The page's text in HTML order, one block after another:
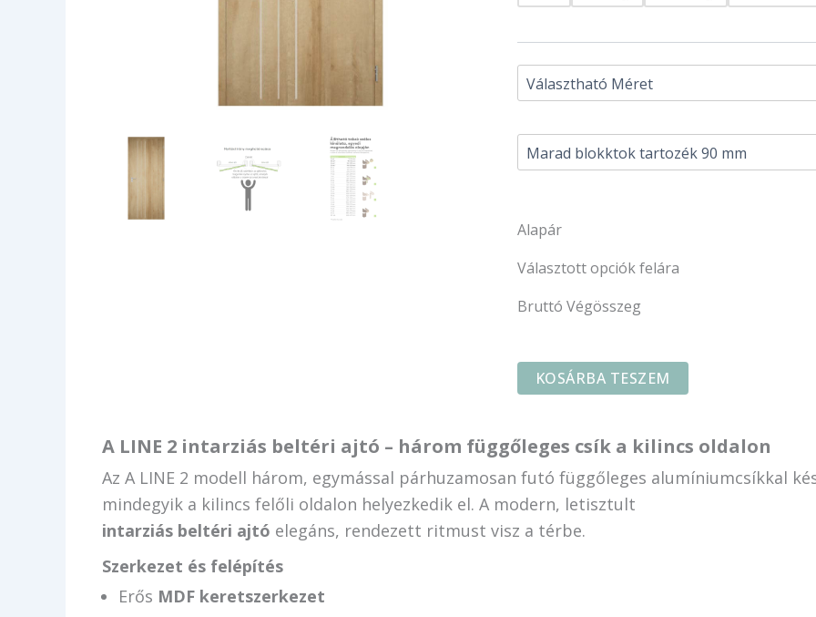
Alapár
Választott opciók felára
Bruttó Végösszeg
KOSÁRBA TESZEM
A LINE 2 intarziás beltéri ajtó – három függőleges csík a kilincs oldalon
Az A LINE 2 modell három, egymással párhuzamosan futó függőleges alumíniumcsíkkal
mindegyik a kilincs felőli oldalon helyezkedik el. A modern, letisztult
intarziás beltéri ajtó elegáns, rendezett ritmust visz a térbe.
Szerkezet és felépítés
Erős MDF keretszerkezet